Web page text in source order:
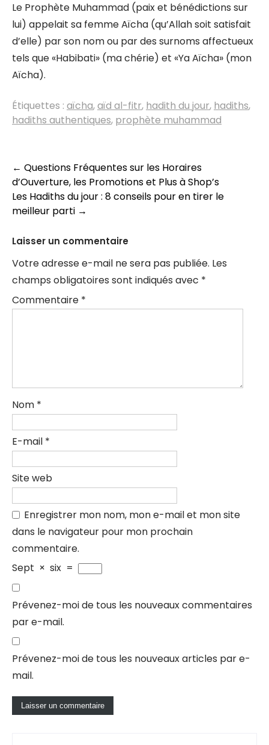
Le Prophète Muhammad (paix et bénédictions sur
lui) appelait sa femme Aïcha (qu’Allah soit satisfait
d’elle) par son nom ou par des surnoms affectueux
tels que «Habibati» (ma chérie) et «Ya Aïcha» (mon
Aïcha).
Étiquettes : aïcha,aïd al-fitr, hadith du jour, hadiths,
hadiths authentiques, prophète muhammad
Navigation
des
articles
← Questions Fréquentes sur les Horaires
d’Ouverture, les Promotions et Plus à Shop’s
Les Hadiths du jour : 8 conseils pour en tirer le
meilleur parti →
Laisser un commentaire
Votre adresse e-mail ne sera pas publiée. Les
champs obligatoires sont indiqués avec *
Commentaire *
Nom *
E-mail *
Site web
Enregistrer mon nom, mon e-mail et mon site
dans le navigateur pour mon prochain
commentaire.
Sept × six =
Prévenez-moi de tous les nouveaux commentaires
par e-mail.
Prévenez-moi de tous les nouveaux articles par e-
mail.